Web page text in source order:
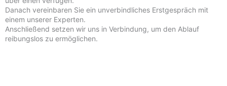
Danach vereinbaren Sie ein unverbindliches Erstgespräch mit
einem unserer Experten.
Anschließend setzen wir uns in Verbindung, um den Ablauf
reibungslos zu ermöglichen.